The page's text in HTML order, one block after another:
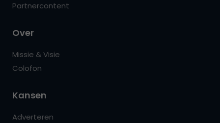
Partnercontent
Over
Missie & Visie
Colofon
Kansen
Adverteren